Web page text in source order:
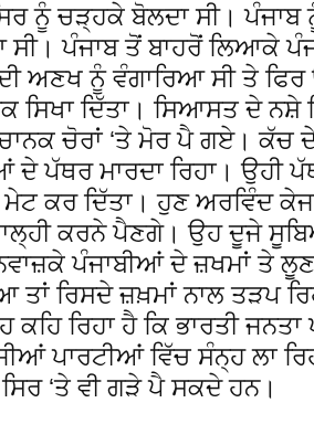
ਨੂੰ ਚੜ੍ਹਕੇ ਬੋਲਦਾ ਸੀ।
ਪੰਜਾਬ ਤੋਂ ਬਾਹਰੋਂ ਲਿਆਕੇ
ਅਣਖ ਨੂੰ ਵੰਗਾਰਿਆ ਸੀ ਤੇ
ਸਿਖਾ ਦਿੱਤਾ। ਸਿਆਸਤ ਦੇ
ਚੋਰਾਂ ‘ਤੇ ਮੋਰ ਪੈ ਗਏ। ਕੱਚ
ਦੇ ਪੱਥਰ ਮਾਰਦਾ ਰਿਹਾ। ਉਹੀ
ਕਰ ਦਿੱਤਾ। ਹੁਣ ਅਰਵਿੰਦ
ਕਰਨੇ ਪੈਣਗੇ। ਉਹ ਦੂਜੇ
ਪੰਜਾਬੀਆਂ ਦੇ ਜ਼ਖਮਾਂ ਤੇ
ਤਾਂ ਰਿਸਦੇ ਜ਼ਖ਼ਮਾਂ ਨਾਲ ਤੜਪ
ਰਿਹਾ ਹੈ ਕਿ ਭਾਰਤੀ
ਪਾਰਟੀਆਂ ਵਿੱਚ ਸੰਨ੍ਹ ਲਾ
‘ਤੇ ਵੀ ਗੜੇ ਪੈ ਸਕਦੇ ਹਨ।